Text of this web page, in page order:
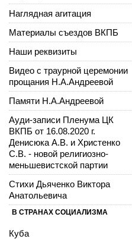
Наглядная агитация
Материалы съездов ВКПБ
Наши реквизиты
Видео с траурной церемонии
прощания Н.А.Андреевой
Памяти Н.А.Андреевой
Ауди-записи Пленума ЦК
ВКПБ от 16.08.2020 г.
Денисюка А.В. и Христенко
С.В. - новой религиозно-
меньшевистской партии
Стихи Дьяченко Виктора
Анатольевича
В СТРАНАХ СОЦИАЛИЗМА
Куба